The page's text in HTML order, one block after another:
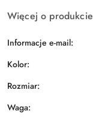
Więcej o produkcie
Informacje e-mail:
Kolor:
Rozmiar:
Waga: